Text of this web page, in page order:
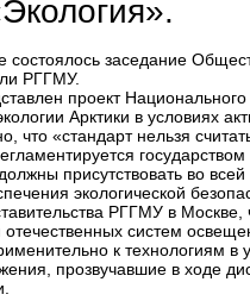
состоялось заседание
РГГМУ.
проект
Арктики в условиях
«стандарт нельзя
присутствовать во
экологической
РГГМУ в
систем
к технологиям
прозвучавшие в ходе